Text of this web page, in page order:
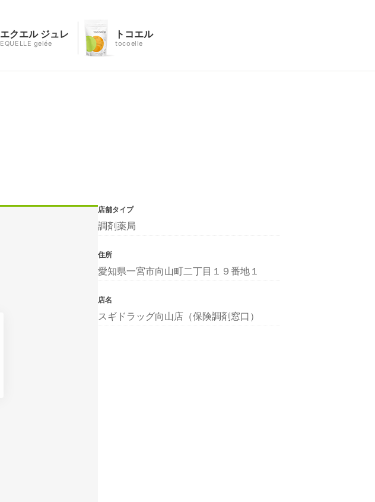
エクエル ジュレ
EQUELLE gelée
トコエル
tocoelle
店舗タイプ
調剤薬局
住所
愛知県一宮市向山町二丁目１９番地１
店名
スギドラッグ向山店（保険調剤窓口）